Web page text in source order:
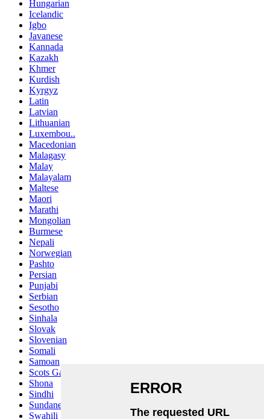
Hungarian
Icelandic
Igbo
Javanese
Kannada
Kazakh
Khmer
Kurdish
Kyrgyz
Latin
Latvian
Lithuanian
Luxembou..
Macedonian
Malagasy
Malay
Malayalam
Maltese
Maori
Marathi
Mongolian
Burmese
Nepali
Norwegian
Pashto
Persian
Punjabi
Serbian
Sesotho
Sinhala
Slovak
Slovenian
Somali
Samoan
Scots Gaelic
Shona
Sindhi
Sundanese
Swahili